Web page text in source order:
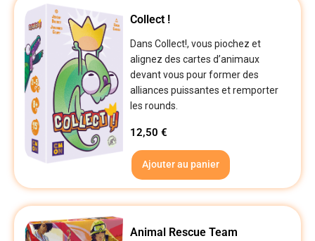
Collect !
Dans Collect!, vous piochez et
alignez des cartes d’animaux
devant vous pour former des
alliances puissantes et remporter
les rounds.
12,50€
Ajouter au panier
Animal Rescue Team